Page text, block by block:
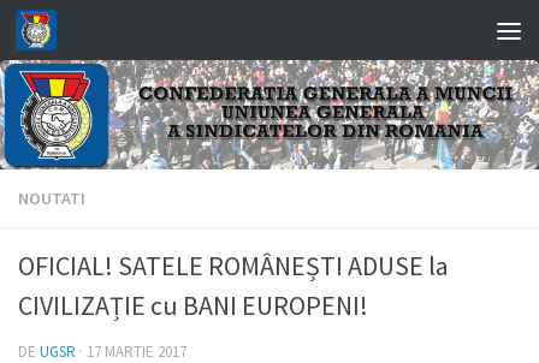
Skip to content
NOUTATI
OFICIAL! SATELE ROMÂNEȘTI ADUSE la
CIVILIZAȚIE cu BANI EUROPENI!
DE UGSR · 17 MARTIE 2017